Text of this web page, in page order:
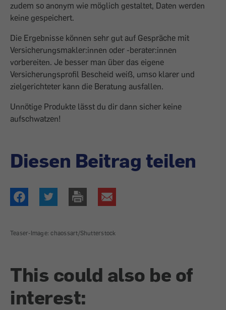
zudem so anonym wie möglich gestaltet, Daten werden
keine gespeichert.
Die Ergebnisse können sehr gut auf Gespräche mit
Versicherungsmakler:innen oder -berater:innen
vorbereiten. Je besser man über das eigene
Versicherungsprofil Bescheid weiß, umso klarer und
zielgerichteter kann die Beratung ausfallen.
Unnötige Produkte lässt du dir dann sicher keine
aufschwatzen!
Diesen Beitrag teilen
Teaser-Image: chaossart/Shutterstock
This could also be of
interest: